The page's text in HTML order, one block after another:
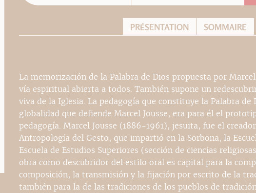
PRÉSENTATION SOMMAIRE
La memorización de la Palabra de Dios propuesta por
vía espiritual abierta a todos. También supone un
viva de la Iglesia. La pedagogía que constituye la Palabra de
globalidad que defiende Marcel Jousse, era para él el
pedagogía. Marcel Jousse (1886-1961), jesuita, fue el
Antropología del Gesto, que impartió en la Sorbona, la
Escuela de Estudios Superiores (sección de ciencias
obra como descubridor del estilo oral es capital para la
composición, la transmisión y la fijación por escrito de la
también para la de las tradiciones de los pueblos de